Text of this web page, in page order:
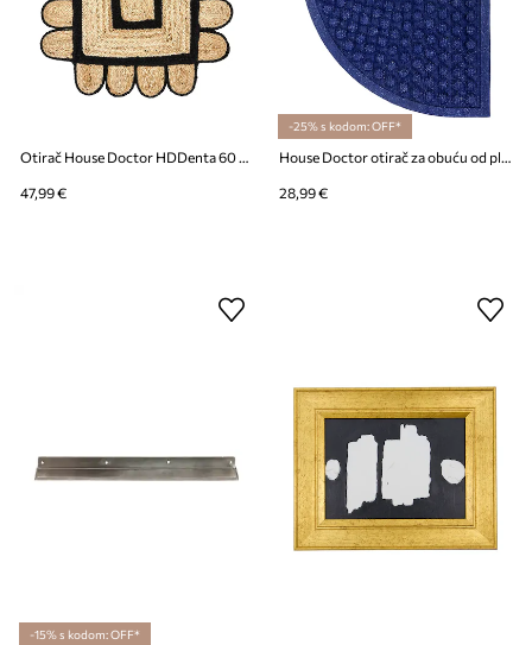
Otirač House Doctor HDDenta 60 x 90 cm
47,99 €
-25% s kodom: OFF*
House Doctor otirač za obuću od plastike 75 x 45 x 0,8 cm
28,99 €
-15% s kodom: OFF*